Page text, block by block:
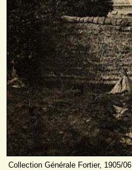
Collection Générale Fortier, 1905/06